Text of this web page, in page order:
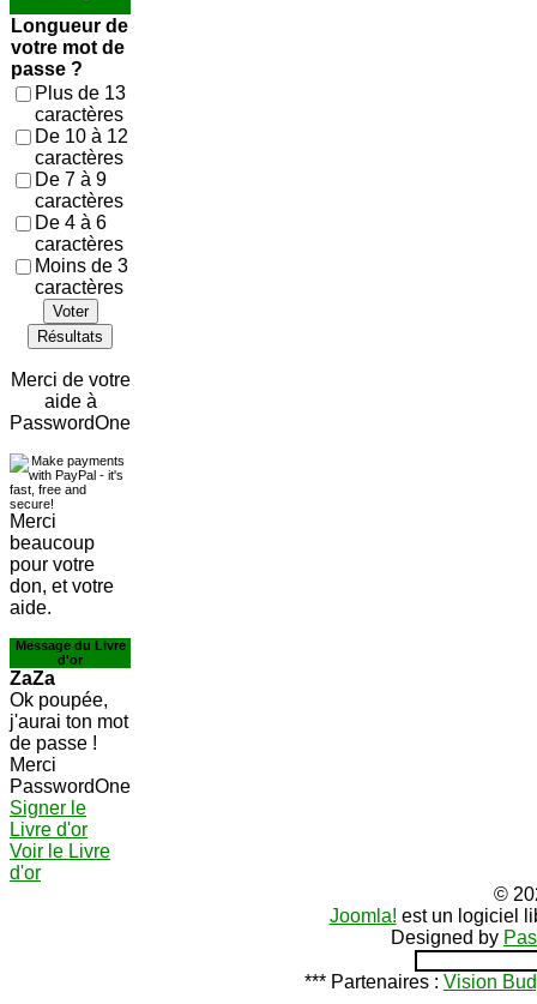
Longueur de
votre mot de
passe ?
Plus de 13
caractères
De 10 à 12
caractères
De 7 à 9
caractères
De 4 à 6
caractères
Moins de 3
caractères
Voter
Résultats
Merci de votre
aide à
PasswordOne
Merci
beaucoup
pour votre
don, et votre
aide.
Message du Livre
d'or
ZaZa
Ok poupée,
j'aurai ton mot
de passe !
Merci
PasswordOne
Signer le
Livre d'or
Voir le Livre
d'or
©
Joomla! est un logiciel
Designed by
*** Partenaires : Vision